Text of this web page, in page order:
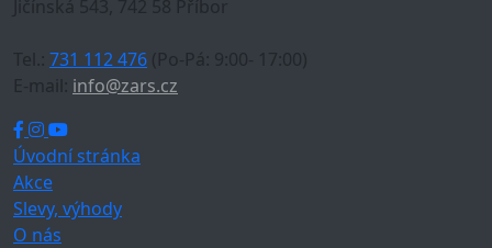
Jičínská 543, 742 58 Příbor
Tel.: 731 112 476 (Po-Pá: 9:00- 17:00)
E-mail: info@zars.cz
Úvodní stránka
Akce
Slevy, výhody
O nás